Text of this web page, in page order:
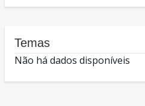
Temas
Não há dados disponíveis